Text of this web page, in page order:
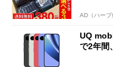
AD（ハーブ
UQ
で2年間